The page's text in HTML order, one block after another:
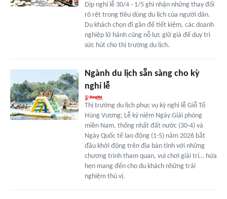
Dịp nghỉ lễ 30/4 - 1/5 ghi nhận những thay đổi
rõ rệt trong tiêu dùng du lịch của người dân.
Du khách chọn đi gần để tiết kiệm, các doanh
nghiệp lữ hành cũng nỗ lực giữ giá để duy trì
sức hút cho thị trường du lịch.
Ngành du lịch sẵn sàng cho kỳ
nghỉ lễ
Thị trường du lịch phục vụ kỳ nghỉ lễ Giỗ Tổ
Hùng Vương; Lễ kỷ niệm Ngày Giải phóng
miền Nam, thống nhất đất nước (30-4) và
Ngày Quốc tế lao động (1-5) năm 2026 bắt
đầu khởi động trên địa bàn tỉnh với những
chương trình tham quan, vui chơi giải trí… hứa
hẹn mang đến cho du khách những trải
nghiệm thú vị.